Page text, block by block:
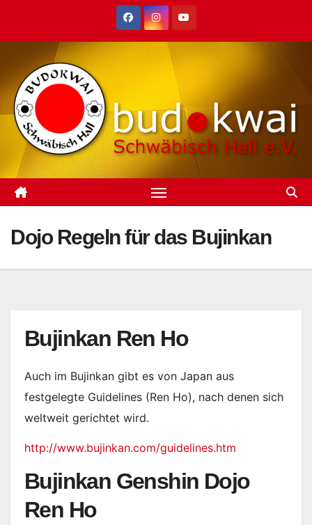
Dojo Regeln für das Bujinkan
Bujinkan Ren Ho
Auch im Bujinkan gibt es von Japan aus
festgelegte Guidelines (Ren Ho), nach denen sich
weltweit gerichtet wird.
http://www.bujinkan.com/guidelines.htm
Bujinkan Genshin Dojo
Ren Ho